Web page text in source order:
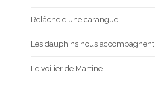
Relâche d’une carangue
Les dauphins nous accompagnent
Le voilier de Martine